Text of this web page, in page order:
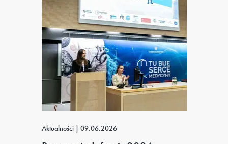
Aktualności | 09.06.2026